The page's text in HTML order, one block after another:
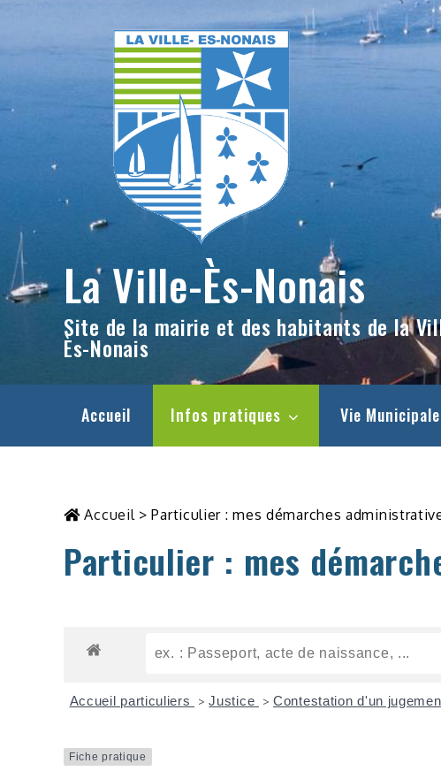
La Ville-Ès-Nonais
Site de la mairie et des habitants de la
Ès-Nonais
Accueil Infos pratiques Vie Municipale
Accueil >Particulier : mes démarches
Particulier : mes
Accueil particuliers > Justice > Contestation d'un
Fiche pratique